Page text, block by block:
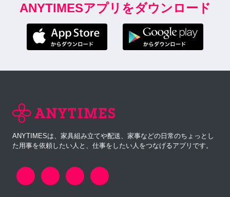
ANYTIMESアプリをダウンロード
ANYTIMESは、家具組み立てや配送、家事などの日常のちょっとし
た用事を依頼したい人と、仕事をしたい人をつなげるアプリです。